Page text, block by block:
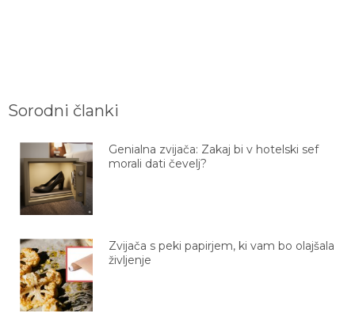
Sorodni članki
Genialna zvijača: Zakaj bi v hotelski sef
morali dati čevelj?
Zvijača s peki papirjem, ki vam bo olajšala
življenje